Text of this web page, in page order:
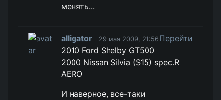
менять...
alligator 29 мая 2009, 21:56 Перейти
2010 Ford Shelby GT500
2000 Nissan Silvia (S15) spec.R
AERO
И наверное, все-таки